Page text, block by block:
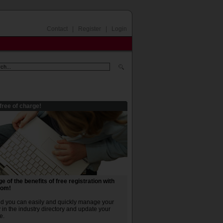
Contact Register Login
of charge!
of the benefits of free registration with
you can easily and quickly manage your
in the industry directory and update your